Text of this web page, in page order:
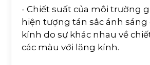
- Chiết suất của môi trường
hiện tượng tán sắc ánh sáng
kính do sự khác nhau về
các màu với lăng kính.